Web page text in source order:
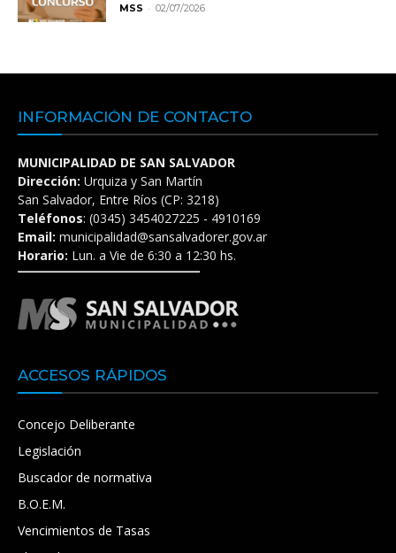
MSS - 02/07/2026
INFORMACIÓN DE CONTACTO
MUNICIPALIDAD DE SAN SALVADOR
Dirección: Urquiza y San Martín
San Salvador, Entre Ríos (CP: 3218)
Teléfonos: (0345) 3454027225 - 4910169
Email: municipalidad@sansalvadorer.gov.ar
Horario: Lun. a Vie de 6:30 a 12:30 hs.
ACCESOS RÁPIDOS
Concejo Deliberante
Legislación
Buscador de normativa
B.O.E.M.
Vencimientos de Tasas